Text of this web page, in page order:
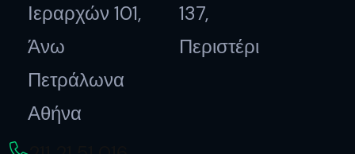
Ιεραρχών 101,
Άνω
Πετράλωνα
Αθήνα
137,
Περιστέρι